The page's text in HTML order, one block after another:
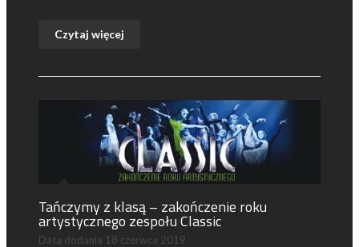
Czytaj więcej
Tańczymy z klasą – zakończenie roku
artystycznego zespołu Classic
Data dodania 18 czerwca 2019